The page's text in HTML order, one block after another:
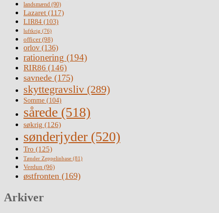
landsmænd (90)
Lazaret (117)
LIR84 (103)
luftkrig (76)
officer(98)
orlov (136)
rationering (194)
RIR86 (146)
savnede (175)
skyttegravsliv (289)
Somme (104)
sårede (518)
søkrig (126)
sønderjyder (520)
Tro (125)
Tønder Zeppelinbase (81)
Verdun (96)
østfronten (169)
Arkiver